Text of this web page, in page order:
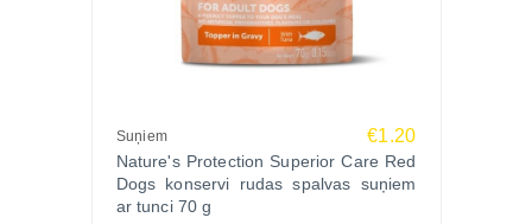
Suņiem €1.20
Nature's Protection Superior Care Red
Dogs konservi rudas spalvas suņiem
ar tunci 70 g